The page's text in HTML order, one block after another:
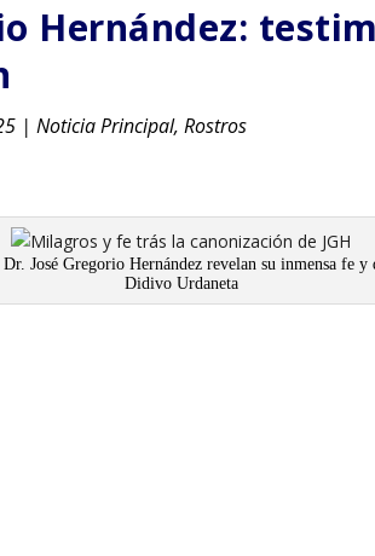
Hernández:
| Noticia Principal, Rostros
José Gregorio Hernández revelan su inmensa fe
Didivo Urdaneta